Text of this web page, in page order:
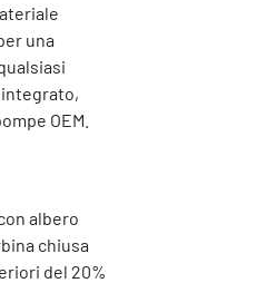
una
OEM.
albero
chiusa
del 20%